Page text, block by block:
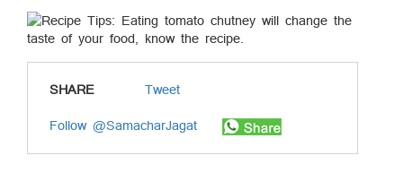
SHARE
Tweet
Follow @SamacharJagat